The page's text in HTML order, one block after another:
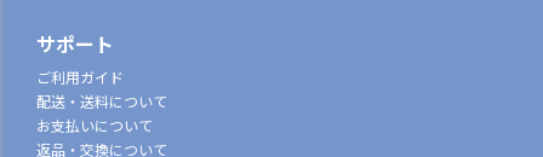
サポート
ご利用ガイド
配送・送料について
お支払いについて
返品・交換について